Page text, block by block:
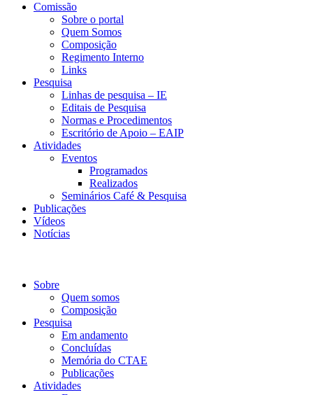
Comissão
Sobre o portal
Quem Somos
Composição
Regimento Interno
Links
Pesquisa
Linhas de pesquisa – IE
Editais de Pesquisa
Normas e Procedimentos
Escritório de Apoio – EAIP
Atividades
Eventos
Programados
Realizados
Seminários Café & Pesquisa
Publicações
Vídeos
Notícias
Sobre
Quem somos
Composição
Pesquisa
Em andamento
Concluídas
Memória do CTAE
Publicações
Atividades